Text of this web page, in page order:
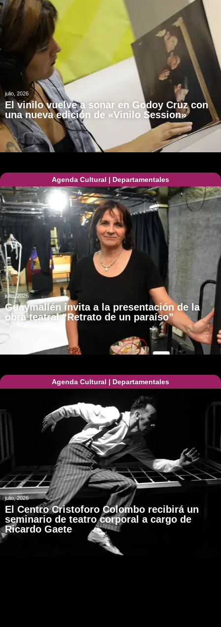
julio, 2026
El vinilo vuelve a sonar en Godoy Cruz con
una nueva edición de «Vinilo Session»
Agenda Cultural | Departamentales
julio, 2026
Guaymallén invita a la presentación de la
obra teatral “Retrato de un paraíso”
Agenda Cultural | Departamentales
julio, 2026
El Centro Cristoforo Colombo recibirá un
seminario de teatro corporal a cargo de
Ricardo Gaete